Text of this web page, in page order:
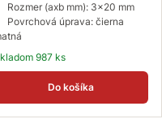
Rozmer (axb mm): 3x20 mm
Povrchová úprava: čierna
Skladom 987 ks
Do košíka